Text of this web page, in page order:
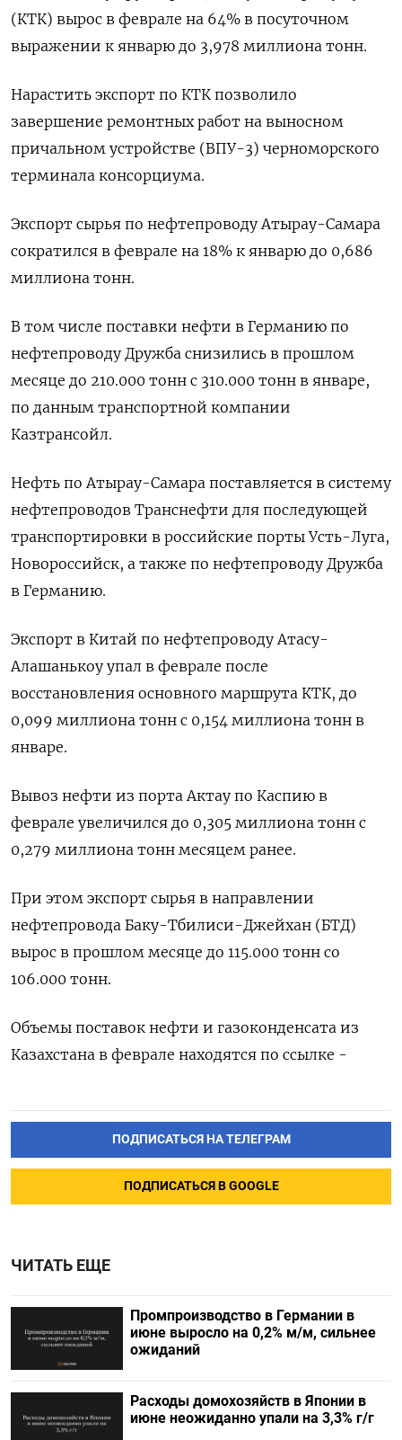
(КТК) вырос в феврале на 64% в посуточном
выражении к ​январю до 3,978 миллиона тонн.
Нарастить экспорт по КТК позволило
‌завершение ремонтных работ на выносном
причальном устройстве (ВПУ-3) черноморского
терминала консорциума.
Экспорт ​сырья по нефтепроводу Атырау-Самара
сократился в феврале на 18% к ‌январю до 0,686
миллиона тонн.
В том числе поставки нефти в Германию по
нефтепроводу Дружба снизились в прошлом ​
месяце до ​210.000 тонн с ‌310.000 тонн в январе,
по данным транспортной компании
Казтрансойл.
Нефть ​по Атырау-Самара поставляется в систему
нефтепроводов Транснефти для последующей
транспортировки в российские порты Усть-Луга,
Новороссийск, а также по нефтепроводу Дружба
в Германию.
Экспорт в Китай по нефтепроводу Атасу-
Алашанькоу упал в феврале после
восстановления основного маршрута КТК, до
0,099 миллиона тонн с 0,154 миллиона тонн ​в
январе.
Вывоз нефти ⁠из порта Актау по Каспию в
феврале увеличился до 0,305 миллиона тонн с
‌0,279 миллиона тонн месяцем ранее.
При этом экспорт сырья ‌в направлении
нефтепровода Баку-Тбилиси-Джейхан (БТД)
вырос в прошлом месяце до 115.000 тонн со ​
106.000 тонн.
Объемы поставок нефти и газоконденсата из
‌Казахстана в феврале находятся по ссылке -
ПОДПИСАТЬСЯ НА ТЕЛЕГРАМ
ПОДПИСАТЬСЯ В GOOGLE
ЧИТАТЬ ЕЩЕ
Промпроизводство в Германии в
июне выросло на 0,2%​​​ м/м, сильнее
ожиданий
Расходы домохозяйств в Японии в
июне неожиданно упали на 3,3% г/г